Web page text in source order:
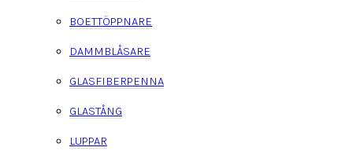
BOETTÖPPNARE
DAMMBLÅSARE
GLASFIBERPENNA
GLASTÅNG
LUPPAR